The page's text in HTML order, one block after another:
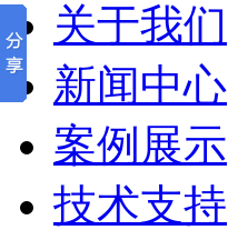
关于我们
新闻中心
案例展示
技术支持